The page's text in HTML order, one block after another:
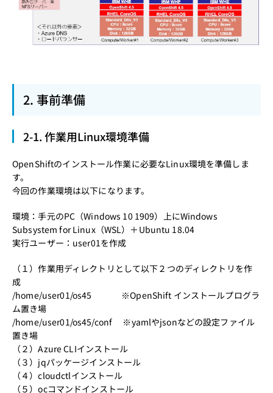
2. 事前準備
2-1. 作業用Linux環境準備
OpenShiftのインストール作業に必要なLinux環境を準備しま
す。
今回の作業環境は以下になります。
環境：手元のPC（Windows 10 1909）上にWindows
Subsystem for Linux（WSL）＋Ubuntu 18.04
実行ユーザー：user01を作成
（１）作業用ディレクトリとして以下２つのディレクトリを作
成
/home/user01/os45 ※OpenShift インストールプログラ
ム置き場
/home/user01/os45/conf ※yamlやjsonなどの設定ファイル
置き場
（２）Azure CLIインストール
（３） jqパッケージインストール
（４）cloudctlインストール
（５）ocコマンドインストール